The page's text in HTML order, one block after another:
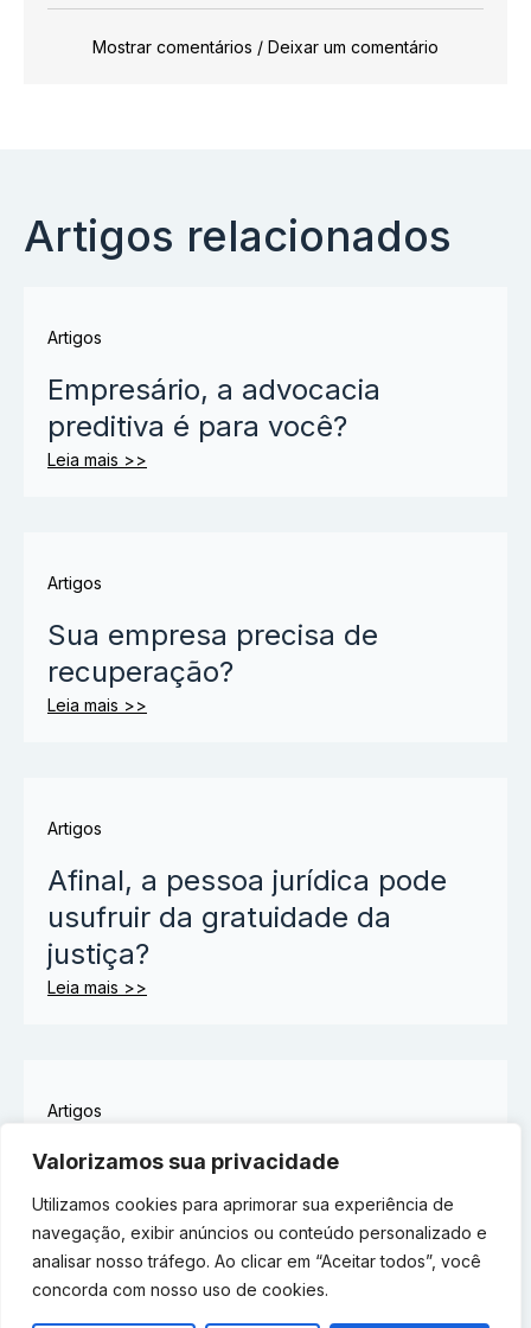
Valorizamos sua privacidade
Utilizamos cookies para aprimorar sua experiência de
navegação, exibir anúncios ou conteúdo personalizado e
analisar nosso tráfego. Ao clicar em “Aceitar todos”, você
concorda com nosso uso de cookies.
Mostrar comentários / Deixar um comentário
Artigos relacionados
Artigos
Empresário, a advocacia
preditiva é para você?
Leia mais >>
Artigos
Sua empresa precisa de
recuperação?
Leia mais >>
Artigos
Afinal, a pessoa jurídica pode
usufruir da gratuidade da
justiça?
Leia mais >>
Artigos
Empresário: você sabia que a
“alma do seu negócio” pode
estar sendo exposta sem que
você saiba?